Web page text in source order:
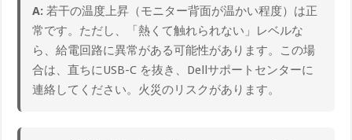
A: 若干の温度上昇（モニター背面が温かい程度）は正
常です。ただし、「熱くて触れられない」レベルな
ら、給電回路に異常がある可能性があります。この場
合は、直ちにUSB-C を抜き、Dellサポートセンターに
連絡してください。火災のリスクがあります。